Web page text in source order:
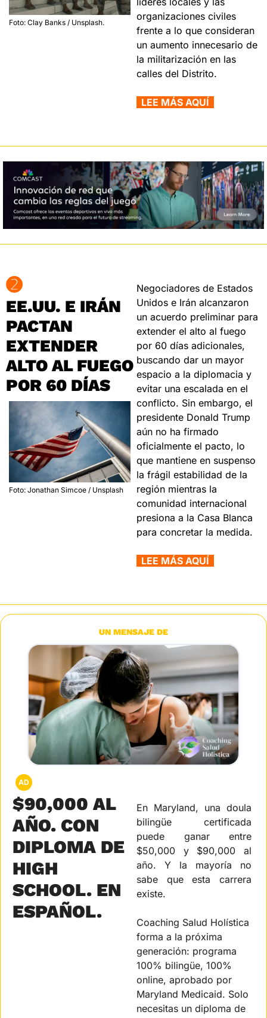
Foto: Clay Banks / Unsplash.
organizaciones civiles
frente a lo que consideran
un aumento innecesario de
la militarización en las
calles del Distrito.
  LEE MÁS AQUÍ
➋
EE.UU. E IRÁN
PACTAN
EXTENDER
ALTO AL FUEGO
POR 60 DÍAS
Foto: Jonathan Simcoe / Unsplash
Negociadores de Estados
Unidos e Irán alcanzaron
un acuerdo preliminar para
extender el alto al fuego
por 60 días adicionales,
buscando dar un mayor
espacio a la diplomacia y
evitar una escalada en el
conflicto. Sin embargo, el
presidente Donald Trump
aún no ha firmado
oficialmente el pacto, lo
que mantiene en suspenso
la frágil estabilidad de la
región mientras la
comunidad internacional
presiona a la Casa Blanca
para concretar la medida.
  LEE MÁS AQUÍ
UN MENSAJE DE
AD
$90,000 AL
AÑO. CON
DIPLOMA DE
HIGH
SCHOOL. EN
ESPAÑOL.
En Maryland, una doula
bilingüe certificada
puede ganar entre
$50,000 y $90,000 al
año. Y la mayoría no
sabe que esta carrera
existe.
Coaching Salud Holística
forma a la próxima
generación: programa
100% bilingüe, 100%
online, aprobado por
Maryland Medicaid. Solo
necesitas un diploma de